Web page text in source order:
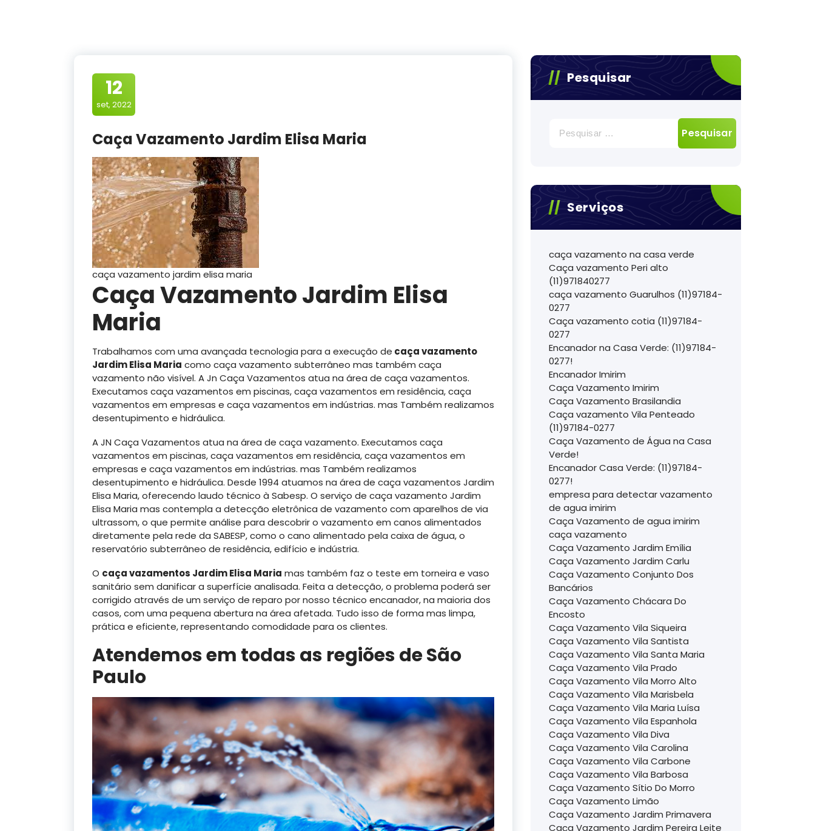
12
set, 2022
Caça Vazamento Jardim Elisa Maria
caça vazamento jardim elisa maria
Caça Vazamento Jardim Elisa
Maria
Trabalhamos com uma avançada tecnologia para a execução de caça vazamento
Jardim Elisa Maria como caça vazamento subterrâneo mas também caça
vazamento não visível. A Jn Caça Vazamentos atua na área de caça vazamentos.
Executamos caça vazamentos em piscinas, caça vazamentos em residência, caça
vazamentos em empresas e caça vazamentos em indústrias. mas Também realizamos
desentupimento e hidráulica.
A JN Caça Vazamentos atua na área de caça vazamento. Executamos caça
vazamentos em piscinas, caça vazamentos em residência, caça vazamentos em
empresas e caça vazamentos em indústrias. mas Também realizamos
desentupimento e hidráulica. Desde 1994 atuamos na área de caça vazamentos Jardim
Elisa Maria, oferecendo laudo técnico à Sabesp. O serviço de caça vazamento Jardim
Elisa Maria mas contempla a detecção eletrônica de vazamento com aparelhos de via
ultrassom, o que permite análise para descobrir o vazamento em canos alimentados
diretamente pela rede da SABESP, como o cano alimentado pela caixa de água, o
reservatório subterrâneo de residência, edifício e indústria.
O caça vazamentos Jardim Elisa Maria mas também faz o teste em torneira e vaso
sanitário sem danificar a superfície analisada. Feita a detecção, o problema poderá ser
corrigido através de um serviço de reparo por nosso técnico encanador, na maioria dos
casos, com uma pequena abertura na área afetada. Tudo isso de forma mas limpa,
prática e eficiente, representando comodidade para os clientes.
Atendemos em todas as regiões de São
Paulo
Pesquisar
por:
Serviços
caça vazamento na casa verde
Caça vazamento Peri alto
(11)971840277
caça vazamento Guarulhos (11)97184-
0277
Caça vazamento cotia (11)97184-
0277
Encanador na Casa Verde: (11)97184-
0277!
Encanador Imirim
Caça Vazamento Imirim
Caça Vazamento Brasilandia
Caça vazamento Vila Penteado
(11)97184-0277
Caça Vazamento de Água na Casa
Verde!
Encanador Casa Verde: (11)97184-
0277!
empresa para detectar vazamento
de agua imirim
Caça Vazamento de agua imirim
caça vazamento
Caça Vazamento Jardim Emília
Caça Vazamento Jardim Carlu
Caça Vazamento Conjunto Dos
Bancários
Caça Vazamento Chácara Do
Encosto
Caça Vazamento Vila Siqueira
Caça Vazamento Vila Santista
Caça Vazamento Vila Santa Maria
Caça Vazamento Vila Prado
Caça Vazamento Vila Morro Alto
Caça Vazamento Vila Marisbela
Caça Vazamento Vila Maria Luísa
Caça Vazamento Vila Espanhola
Caça Vazamento Vila Diva
Caça Vazamento Vila Carolina
Caça Vazamento Vila Carbone
Caça Vazamento Vila Barbosa
Caça Vazamento Sítio Do Morro
Caça Vazamento Limão
Caça Vazamento Jardim Primavera
Caça Vazamento Jardim Pereira Leite